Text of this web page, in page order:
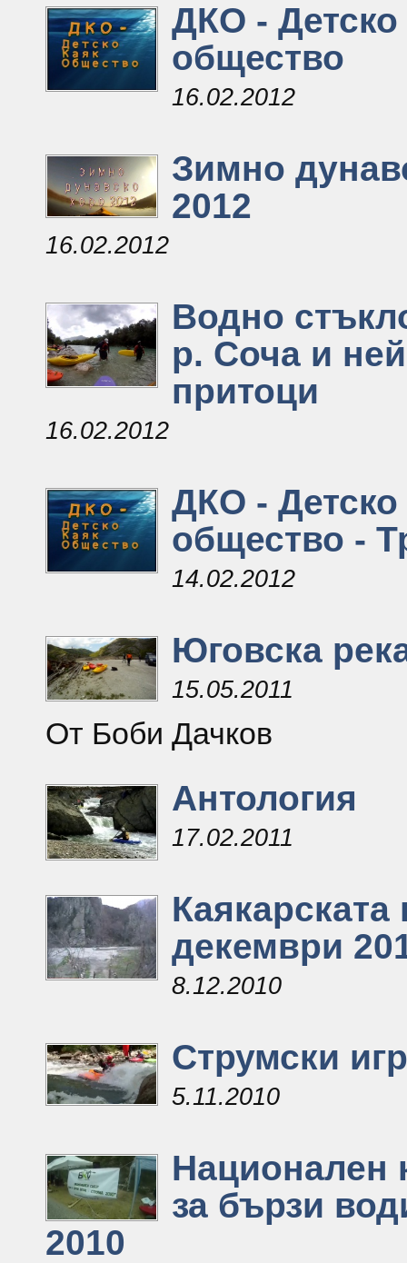
ДКО - Детско
общество
16.02.2012
Зимно
2012
16.02.2012
Водно
р. Соча и
притоци
16.02.2012
ДКО - Детско
общество -
14.02.2012
Юговска
15.05.2011
От Боби Дачков
Антология
17.02.2011
декември
8.12.2010
Струмски
5.11.2010
Национален
за бързи
2010